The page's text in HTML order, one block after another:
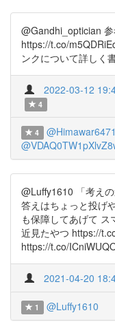
@Gandhi_optician
https://t.co/
ンクについて詳しく
2022-03-12
4
4
@Luffy1610 「考え
答えはちょっと投げ
も保障してあげて
近見たやつ https://
https://t.co/
2021-04-20
1 @Luffy1610